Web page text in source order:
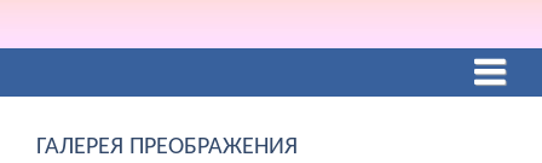
ГАЛЕРЕЯ ПРЕОБРАЖЕНИЯ